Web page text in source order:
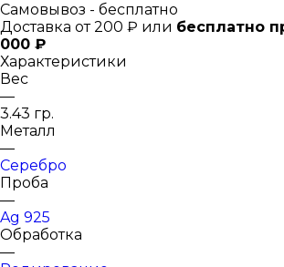
Самовывоз - бесплатно
Доставка от 200 ₽ или бесплатно
000 ₽
Характеристики
Вес
—
3.43 гр.
Металл
—
Серебро
Проба
—
Ag 925
Обработка
—